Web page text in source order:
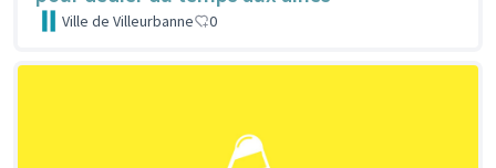
Ville de Villeurbanne 0